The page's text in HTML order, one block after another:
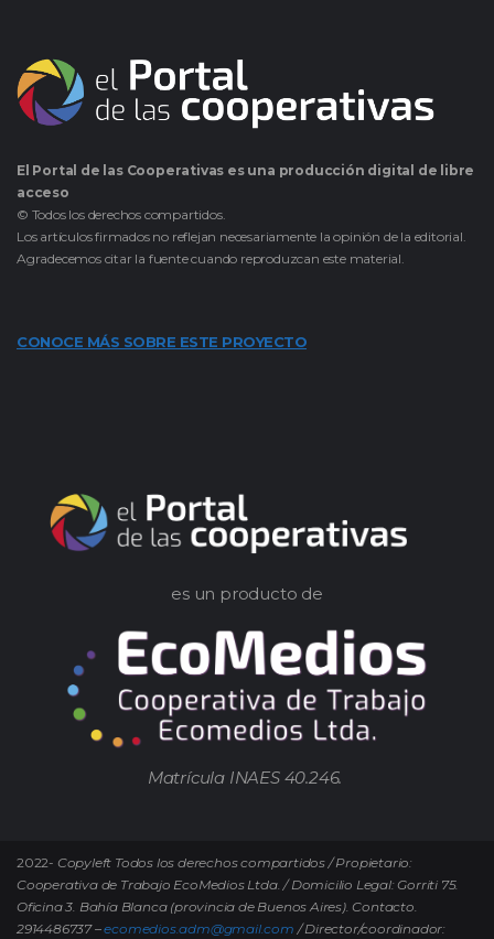
El Portal de las Cooperativas es una producción digital de libre
acceso
© Todos los derechos compartidos.
Los artículos firmados no reflejan necesariamente la opinión de la editorial.
Agradecemos citar la fuente cuando reproduzcan este material.
CONOCE MÁS SOBRE ESTE PROYECTO
es un producto de
Matrícula INAES 40.246.
2022- Copyleft Todos los derechos compartidos / Propietario:
Cooperativa de Trabajo EcoMedios Ltda. / Domicilio Legal: Gorriti 75.
Oficina 3. Bahía Blanca (provincia de Buenos Aires). Contacto.
2914486737 –ecomedios.adm@gmail.com / Director/coordinador: